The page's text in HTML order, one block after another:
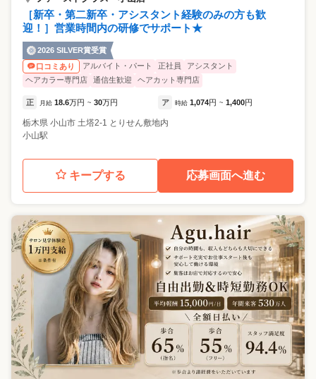
［新卒・第二新卒・アシスタント経験のみの方も歓
迎！］営業時間内の研修でサポート★
2026 SILVER賞受賞
口コミあり
アルバイト・パート 正社員
アシスタント
ヘアカラー専門店
通信生歓迎 ヘアカット専門店
正 月給 18.6万円 ~ 30万円 ア 時給 1,074円 ~ 1,400円
栃木県 小山市 土塔2-1 とりせん敷地内
小山駅
キープする 応募画面へ進む